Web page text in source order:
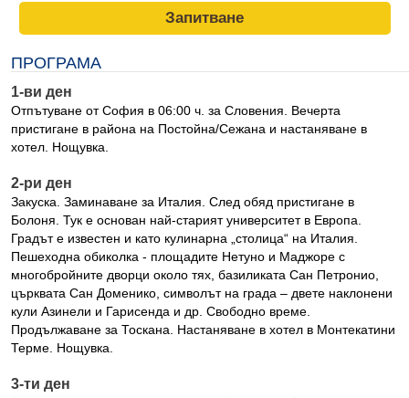
Запитване
ПРОГРАМА
1-ви ден
Отпътуване от София в 06:00 ч. за Словения. Вечерта
пристигане в района на Постойна/Сежана и настаняване в
хотел. Нощувка.
2-ри ден
Закуска. Заминаване за Италия. След обяд пристигане в
Болоня. Тук е основан най-старият университет в Европа.
Градът е известен и като кулинарна „столица“ на Италия.
Пешеходна обиколка - площадите Нетуно и Маджоре с
многобройните дворци около тях, базиликата Сан Петронио,
църквата Сан Доменико, символът на града – двете наклонени
кули Азинели и Гарисенда и др. Свободно време.
Продължаване за Тоскана. Настаняване в хотел в Монтекатини
Терме. Нощувка.
3-ти ден